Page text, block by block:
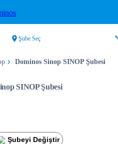
Şube Seç
Dominos Sinop SINOP Şubesi
SINOP Şubesi
Şubeyi Değiştir